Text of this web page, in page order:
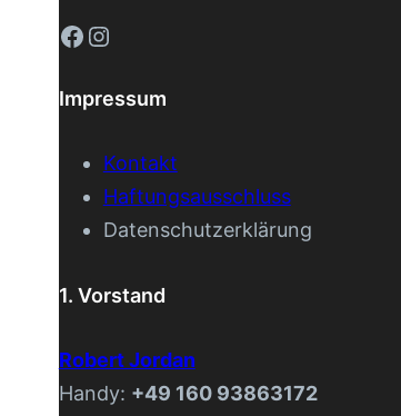
Facebook Instagram
Impressum
Kontakt
Haftungsausschluss
Datenschutzerklärung
1. Vorstand
Robert Jordan
Handy: +49 160 93863172